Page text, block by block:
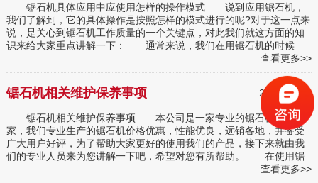
锯石机具体应用中应使用怎样的操作模式 说到应用锯石机，
我们了解到，它的具体操作是按照怎样的模式进行的呢?对于这一点来
说，是关心到锯石机工作质量的一个关键点，对此我们就这方面的知
识来给大家重点讲解一下： 通常来说，我们在用锯石机的时候
查看更多>>
2018-02-28
锯石机相关维护保养事项
锯石机相关维护保养事项 本公司是一家专业的锯石机生产厂
家，我们专业生产的锯石机价格优惠，性能优良，远销各地，并备受
广大用户好评，为了帮助大家更好的使用我们的产品，接下来就由我
们的专业人员来为您讲解一下吧，希望对您有所帮助。 在使用锯
查看更多>>